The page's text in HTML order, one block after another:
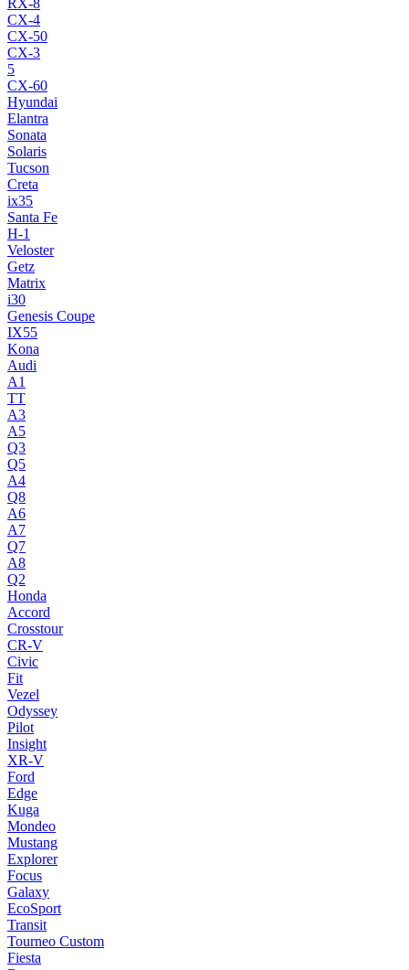
RX-8
CX-4
CX-50
CX-3
5
CX-60
Hyundai
Elantra
Sonata
Solaris
Tucson
Creta
ix35
Santa Fe
H-1
Veloster
Getz
Matrix
i30
Genesis Coupe
IX55
Kona
Audi
A1
TT
A3
A5
Q3
Q5
A4
Q8
A6
A7
Q7
A8
Q2
Honda
Accord
Crosstour
CR-V
Civic
Fit
Vezel
Odyssey
Pilot
Insight
XR-V
Ford
Edge
Kuga
Mondeo
Mustang
Explorer
Focus
Galaxy
EcoSport
Transit
Tourneo Custom
Fiesta